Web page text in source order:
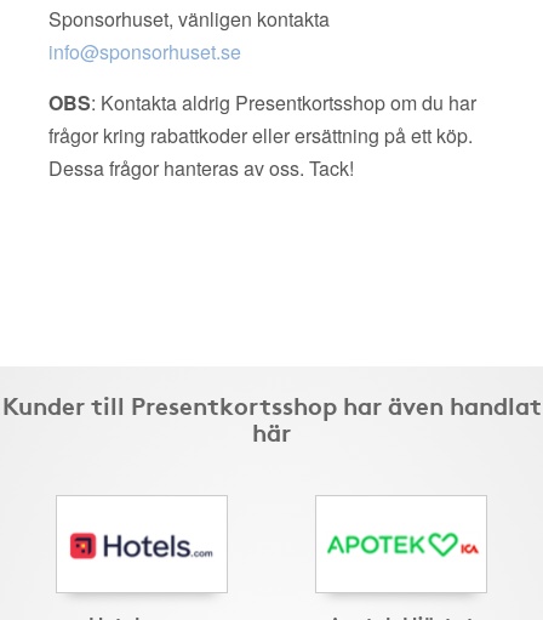
Sponsorhuset, vänligen kontakta
info@sponsorhuset.se
OBS: Kontakta aldrig Presentkortsshop om du har
frågor kring rabattkoder eller ersättning på ett köp.
Dessa frågor hanteras av oss. Tack!
Kunder till Presentkortsshop har även handlat
här